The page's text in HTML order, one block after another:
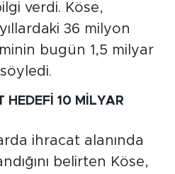
verdi. Köse,
36 milyon
bugün 1,5 milyar
HEDEFİ 10 MİLYAR
ihracat alanında
belirten Köse,